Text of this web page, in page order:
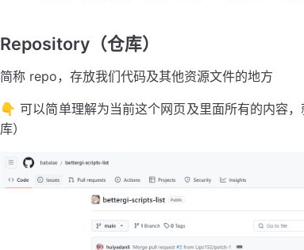
Repository（仓库）
简称 repo，存放我们代码及其他资源文件的地方
👇 可以简单理解为当前这个网页及里面所有的内容
库）